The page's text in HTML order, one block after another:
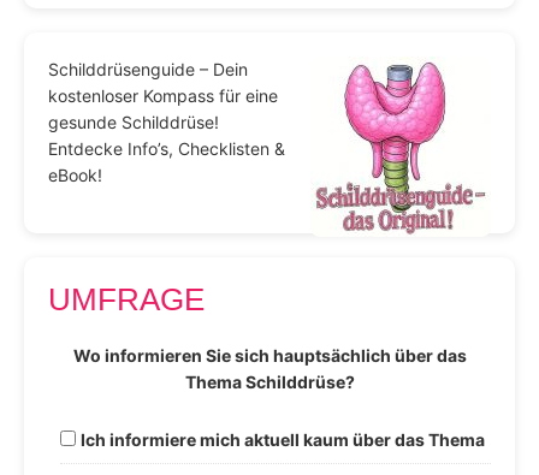
Schilddrüsenguide – Dein
kostenloser Kompass für eine
gesunde Schilddrüse!
Entdecke Info’s, Checklisten &
eBook!
UMFRAGE
Wo informieren Sie sich hauptsächlich über das
Thema Schilddrüse?
Ich informiere mich aktuell kaum über das Thema